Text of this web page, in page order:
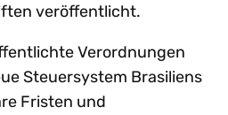
veröffentlicht.
Verordnungen
Steuersystem Brasiliens
Fristen und